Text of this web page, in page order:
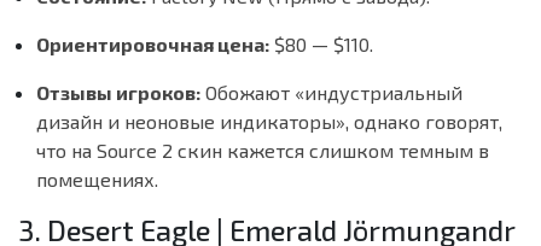
Ориентировочная цена: $80 — $110.
Отзывы игроков: Обожают «индустриальный
дизайн и неоновые индикаторы», однако говорят,
что на Source 2 скин кажется слишком темным в
помещениях.
3. Desert Eagle | Emerald Jörmungandr